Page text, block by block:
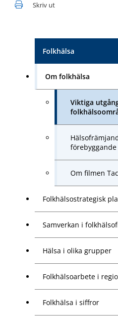
Folkhälsa
Om folkhälsa
Viktiga
Om filmen
Folkhälsostrategisk
Samverkan i
Hälsa i olika grupper
Folkhälsoarbete i
Folkhälsa i siffror
Skriv ut